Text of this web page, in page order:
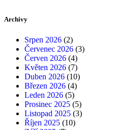
Archivy
Srpen 2026 (2)
Červenec 2026 (3)
Červen 2026 (4)
Květen 2026 (7)
Duben 2026 (10)
Březen 2026 (4)
Leden 2026 (5)
Prosinec 2025 (5)
Listopad 2025 (3)
Říjen 2025 (10)